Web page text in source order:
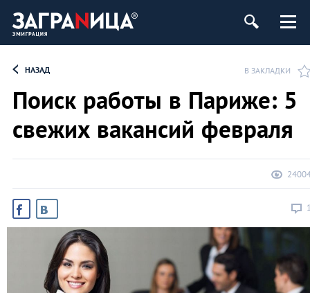
НАЗАД В ЗАКЛАДКИ
Поиск работы в Париже: 5
свежих вакансий февраля